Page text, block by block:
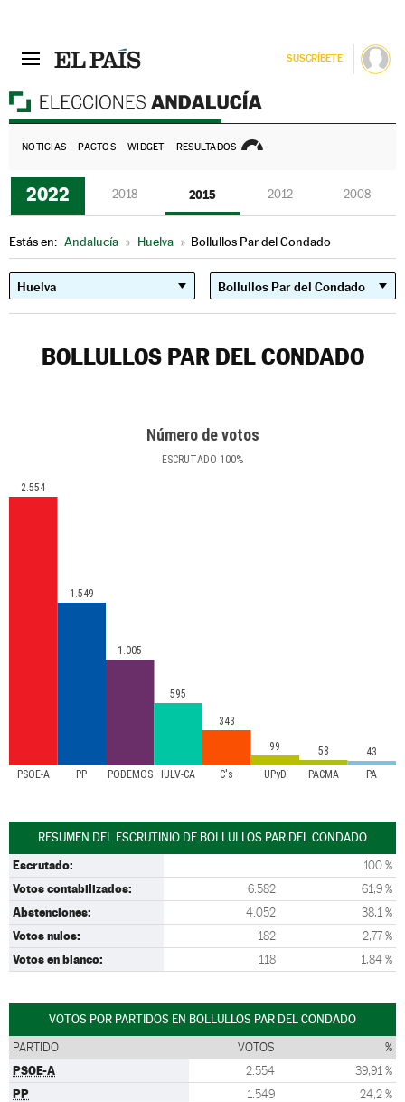
SUSCRÍBETE
NOTICIAS PACTOS WIDGET RESULTADOS
2022 2018 2015 2012 2008
Estás en: Andalucía » Huelva » Bollullos Par del Condado
BOLLULLOS PAR DEL CONDADO
Número de votos
ESCRUTADO 100%
PSOE-A PP PODEMOS IULV-CA C's UPyD PACMA PA
2.554
1.549
1.005
595
343
99
58 43
RESUMEN DEL ESCRUTINIO DE BOLLULLOS PAR DEL CONDADO
Escrutado: 100 %
Votos contabilizados: 6.582 61,9 %
Abstenciones: 4.052 38,1 %
Votos nulos: 182 2,77 %
Votos en blanco: 118 1,84 %
VOTOS POR PARTIDOS EN BOLLULLOS PAR DEL CONDADO
PARTIDO VOTOS %
PSOE-A 2.554 39,91 %
PP 1.549 24,2 %